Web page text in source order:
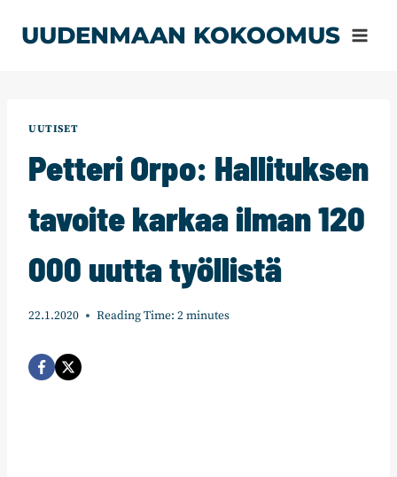
sisältöön
UUDENMAAN KOKOOMUS
UUTISET
Petteri Orpo: Hallituksen
tavoite karkaa ilman 120
000 uutta työllistä
22.1.2020 Reading Time: 2minutes